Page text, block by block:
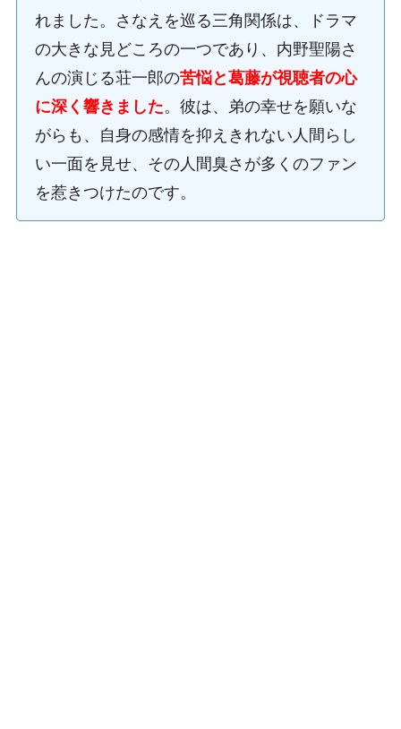
れました。さなえを巡る三角関係は、ドラマ
の大きな見どころの一つであり、内野聖陽さ
んの演じる荘一郎の苦悩と葛藤が視聴者の心
に深く響きました。彼は、弟の幸せを願いな
がらも、自身の感情を抑えきれない人間らし
い一面を見せ、その人間臭さが多くのファン
を惹きつけたのです。